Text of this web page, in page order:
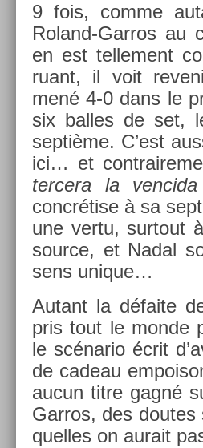
9 fois, comme
Roland-Garros au
en est tel­le­ment
ruant, il voit
mené 4-0 dans le
six bal­les de set,
septième. C’est
ici… et
ter­cera la
concrétise à sa
une vertu, sur­tout
sour­ce, et Nadal
sens uni­que…
Autant la défaite
pris tout le monde
le scénario écrit
de cadeau
aucun titre gagné
Garros, des
quel­les on aurait